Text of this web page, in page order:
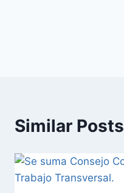
Similar Posts